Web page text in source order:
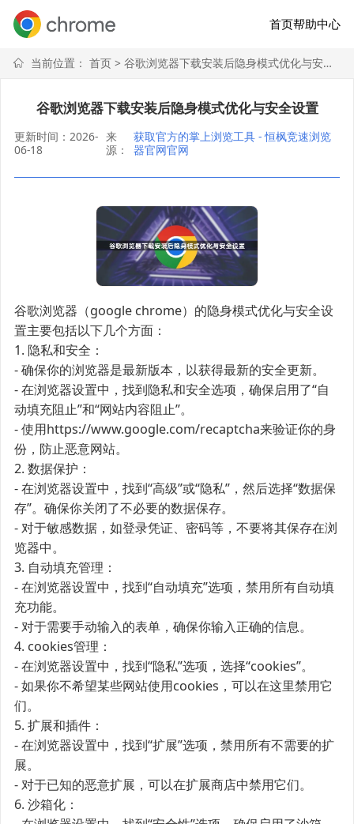
首页帮助中心
当前位置： 首页> 谷歌浏览器下载安装后隐身模式优化与安全设置
谷歌浏览器下载安装后隐身模式优化与安全设置
更新时间：2026-
06-18
来
源：
获取官方的掌上浏览工具 - 恒枫竞速浏览
器官网官网
谷歌浏览器（google chrome）的隐身模式优化与安全设
置主要包括以下几个方面：
1. 隐私和安全：
- 确保你的浏览器是最新版本，以获得最新的安全更新。
- 在浏览器设置中，找到隐私和安全选项，确保启用了“自
动填充阻止”和“网站内容阻止”。
- 使用https://www.google.com/recaptcha来验证你的身
份，防止恶意网站。
2. 数据保护：
- 在浏览器设置中，找到“高级”或“隐私”，然后选择“数据保
存”。确保你关闭了不必要的数据保存。
- 对于敏感数据，如登录凭证、密码等，不要将其保存在浏
览器中。
3. 自动填充管理：
- 在浏览器设置中，找到“自动填充”选项，禁用所有自动填
充功能。
- 对于需要手动输入的表单，确保你输入正确的信息。
4. cookies管理：
- 在浏览器设置中，找到“隐私”选项，选择“cookies”。
- 如果你不希望某些网站使用cookies，可以在这里禁用它
们。
5. 扩展和插件：
- 在浏览器设置中，找到“扩展”选项，禁用所有不需要的扩
展。
- 对于已知的恶意扩展，可以在扩展商店中禁用它们。
6. 沙箱化：